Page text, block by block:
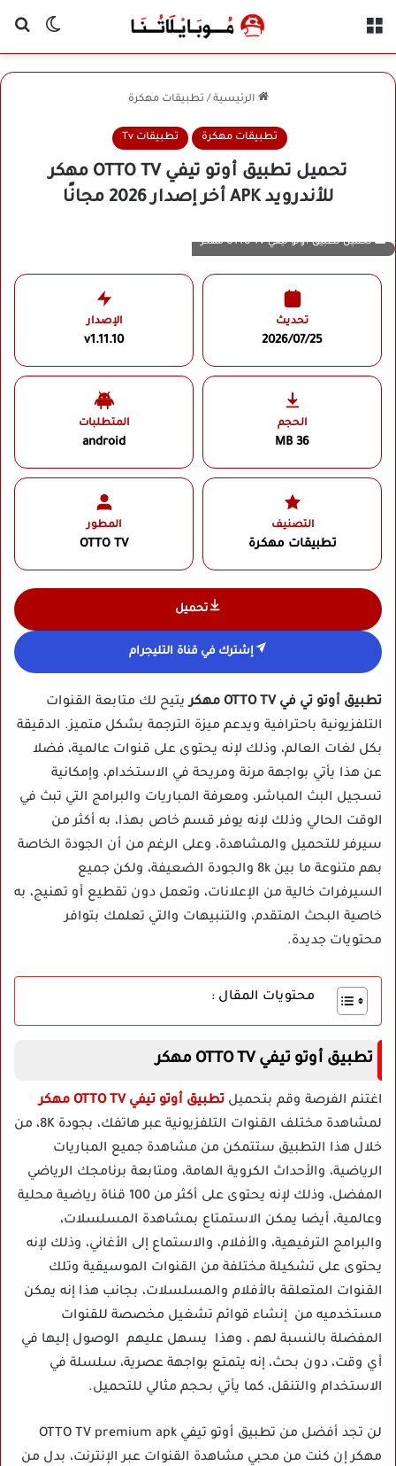
الوضع
الرئيسية / تطبيقات مهكرة
تطبيقات مهكرة تطبيقات Tv
تحميل تطبيق أوتو تيفي OTTO TV مهكر
للأندرويد APK أخر إصدار 2026 مجانًا
تحميل تطبيق أوتو تيفي OTTO TV مهكر
تحديث
2026/07/25
الإصدار
v1.11.10
الحجم
36 MB
المتطلبات
android
التصنيف
تطبيقات مهكرة
المطور
OTTO TV‏
تحميل
إشترك في قناة التليجرام
تطبيق أوتو تي في OTTO TV مهكر
يتيح لك متابعة القنوات
التلفزيونية باحترافية ويدعم ميزة الترجمة بشكل متميز. الدقيقة
بكل لغات العالم، وذلك لإنه يحتوى على قنوات عالمية، فضلا
عن هذا يأتي بواجهة مرنة ومريحة في الاستخدام، وإمكانية
تسجيل البث المباشر، ومعرفة المباريات والبرامج التي تبث في
الوقت الحالي وذلك لإنه يوفر قسم خاص بهذا، به أكثر من
سيرفر للتحميل والمشاهدة، وعلى الرغم من أن الجودة الخاصة
بهم متنوعة ما بين 8k والجودة الضعيفة، ولكن جميع
السيرفرات خالية من الإعلانات، وتعمل دون تقطيع أو تهنيج، به
خاصية البحث المتقدم، والتنبيهات والتي تعلمك بتوافر
محتويات جديدة.
محتويات المقال :
تطبيق أوتو تيفي OTTO TV مهكر
اغتنم الفرصة وقم بتحميل تطبيق أوتو تيفي OTTO TV مهكر
لمشاهدة مختلف القنوات التلفزيونية عبر هاتفك، بجودة 8K، من
خلال هذا التطبيق ستتمكن من مشاهدة جميع المباريات
الرياضية، والأحداث الكروية الهامة، ومتابعة برنامجك الرياضي
المفضل، وذلك لإنه يحتوى على أكثر من 100 قناة رياضية محلية
وعالمية، أيضا يمكن الاستمتاع بمشاهدة المسلسلات،
والبرامج الترفيهية، والأفلام، والاستماع إلى الأغاني، وذلك لإنه
يحتوى على تشكيلة مختلفة من القنوات الموسيقية وتلك
القنوات المتعلقة بالأفلام والمسلسلات، بجانب هذا إنه يمكن
مستخدميه من إنشاء قوائم تشغيل مخصصة للقنوات
المفضلة بالنسبة لهم ، وهذا يسهل عليهم الوصول إليها في
أي وقت، دون بحث، إنه يتمتع بواجهة عصرية، سلسلة في
الاستخدام والتنقل، كما يأتي بحجم مثالي للتحميل.
لن تجد أفضل من تطبيق أوتو تيفي OTTO TV premium apk
مهكر إن كنت من محبي مشاهدة القنوات عبر الإنترنت، بدل من